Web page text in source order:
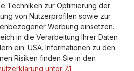
Techniken zur Optimierung der
von Nutzerprofilen sowie zur
Werbung einsetzen.
in die Verarbeitung Ihrer Daten
ein: USA. Informationen zu den
Risiken finden Sie in den
unter 7.1.